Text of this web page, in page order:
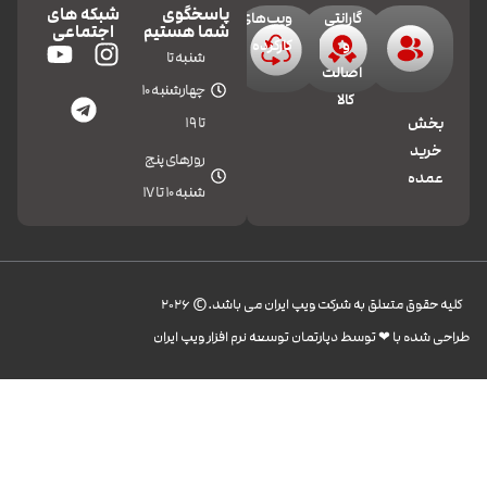
بخش
خرید
عمده
گارانتی
و
اصالت
کالا
ویپ‌های
کارکرده
پاسخگوی
شما هستیم
شنبه تا
چهارشنبه 10
تا 19
روزهای پنج
شنبه 10 تا 17
شبکه های
اجتماعی
کليه حقوق متعلق به شرکت ویپ ایران می باشد.© 2026
طراحی شده با ❤︎ توسط دپارتمان توسعه نرم افزار ویپ ایران